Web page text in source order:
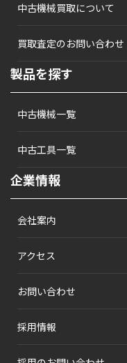
中古機械買取について
買取査定のお問い合わせ
製品を探す
中古機械一覧
中古工具一覧
企業情報
会社案内
アクセス
お問い合わせ
採用情報